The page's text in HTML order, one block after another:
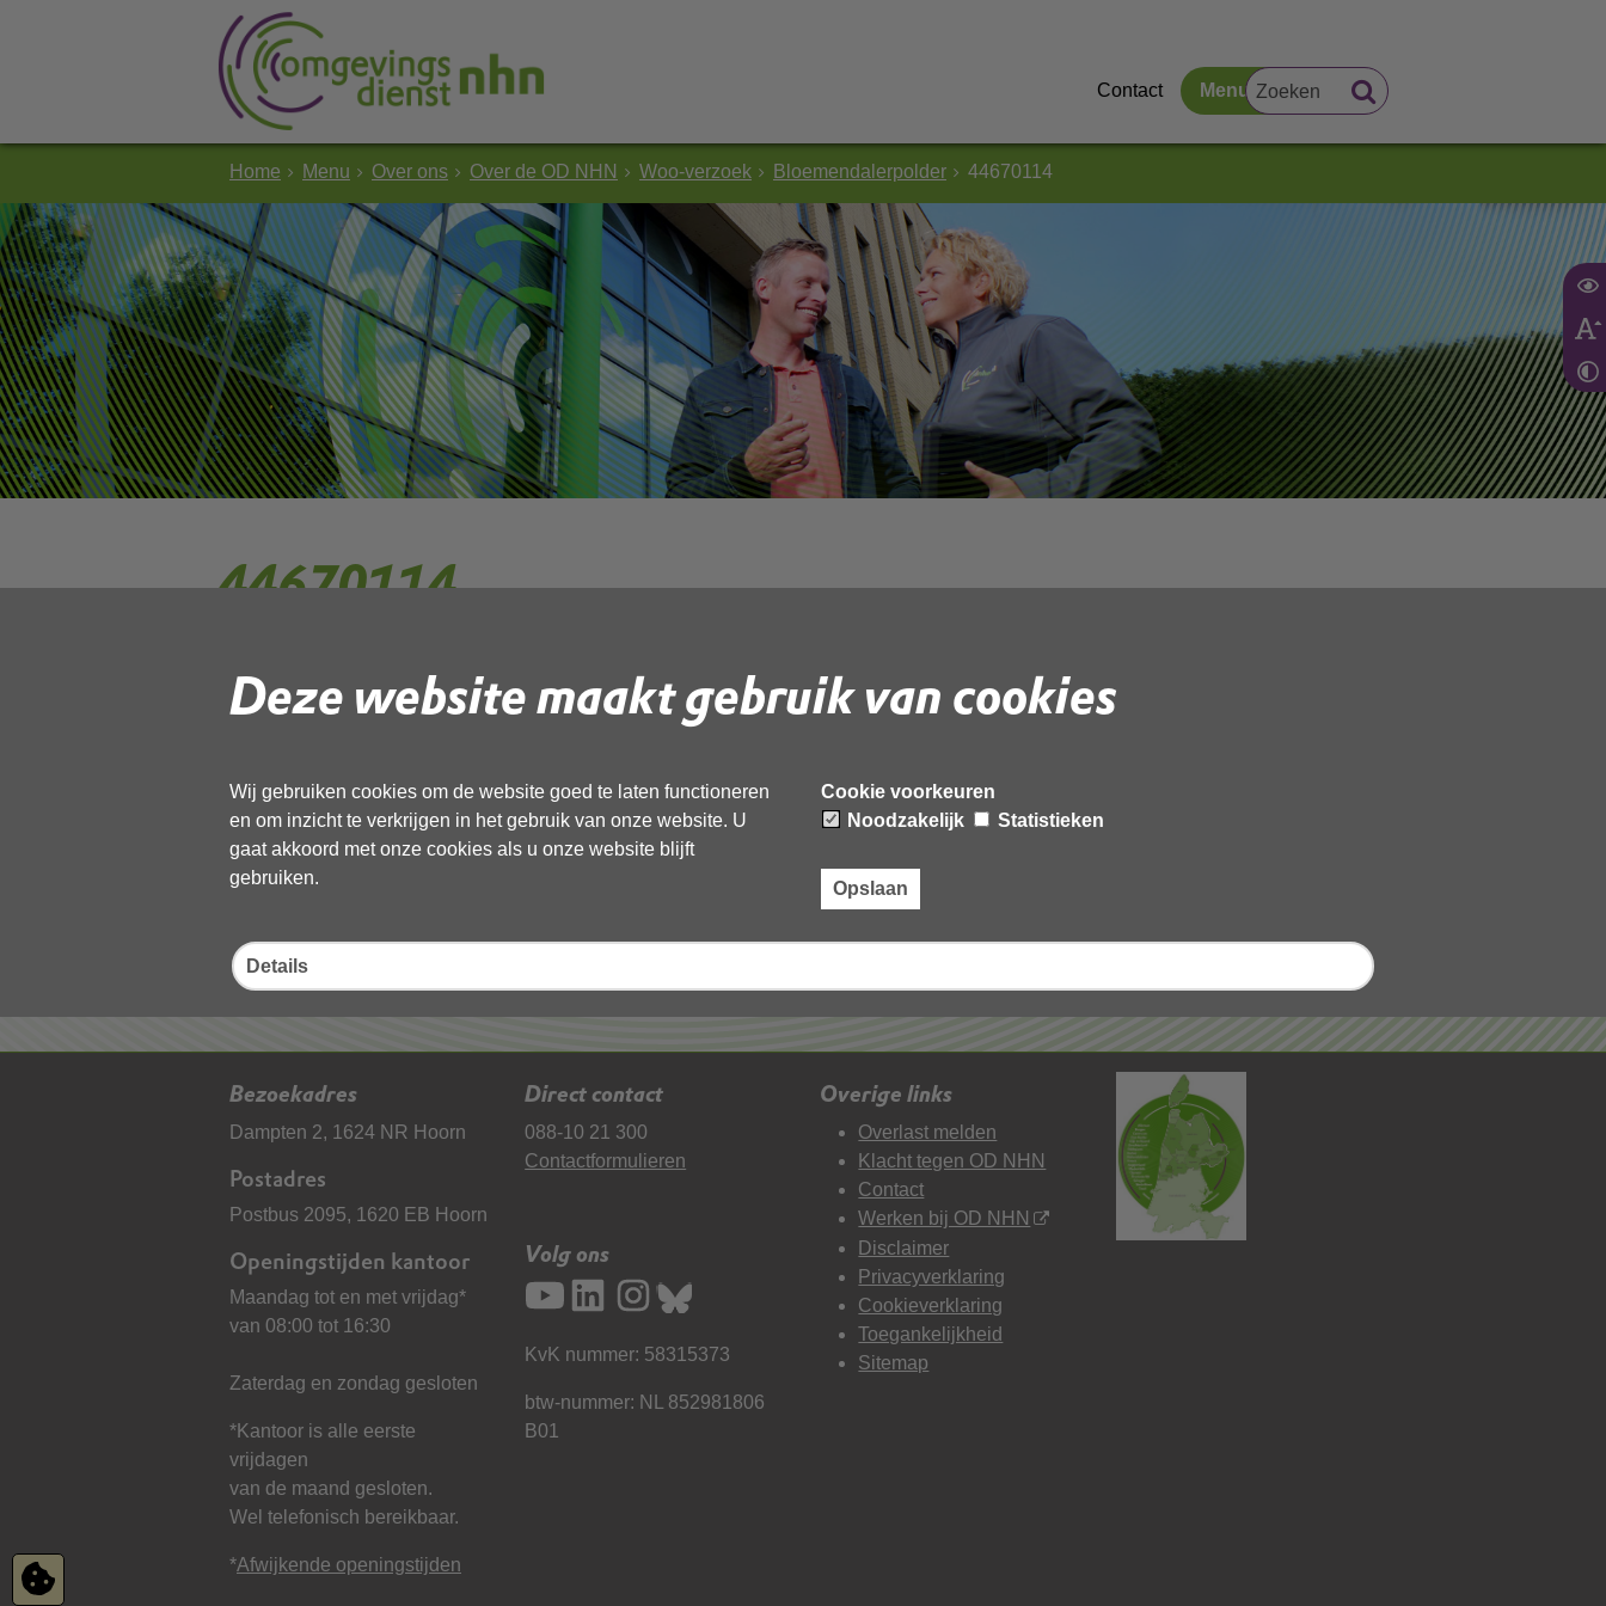
Deze website maakt gebruik van cookies
Wij gebruiken cookies om de website goed te laten functioneren
en om inzicht te verkrijgen in het gebruik van onze website. U
gaat akkoord met onze cookies als u onze website blijft
gebruiken.
Cookie voorkeuren
Noodzakelijk
Statistieken
Opslaan
Details
Contact Menu
Home Menu Over ons Over de OD NHN Woo-verzoek Bloemendalerpolder 44670114
44670114
Gebruik de onderstaande link om het document te downloaden.
Deel deze pagina
Bezoekadres
Dampten 2, 1624 NR Hoorn
Postadres
Postbus 2095, 1620 EB Hoorn
Openingstijden kantoor
Maandag tot en met vrijdag*
van 08:00 tot 16:30
Zaterdag en zondag gesloten
*Kantoor is alle eerste
vrijdagen
van de maand gesloten.
Wel telefonisch bereikbaar.
*Afwijkende openingstijden
Direct contact
088-10 21 300
Contactformulieren
Volg ons
KvK nummer: 58315373
btw-nummer: NL 852981806
B01
Overige links
Overlast melden
Klacht tegen OD NHN
Contact
Werken bij OD NHN
Disclaimer
Privacyverklaring
Cookieverklaring
Toegankelijkheid
Sitemap